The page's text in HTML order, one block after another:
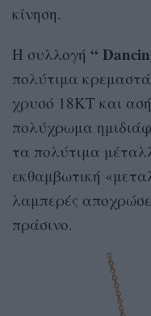
κίνηση.
Η συλλογή “
πολύτιμα
χρυσό 18ΚΤ και
πολύχρωμα
τα πολύτιμα
εκθαμβωτική
λαμπερές
πράσινο.